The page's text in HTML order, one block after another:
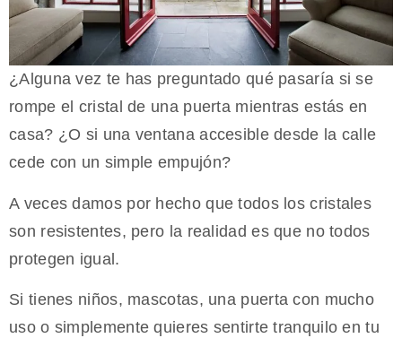
¿Alguna vez te has preguntado qué pasaría si se
rompe el cristal de una puerta mientras estás en
casa? ¿O si una ventana accesible desde la calle
cede con un simple empujón?
A veces damos por hecho que todos los cristales
son resistentes, pero la realidad es que no todos
protegen igual.
Si tienes niños, mascotas, una puerta con mucho
uso o simplemente quieres sentirte tranquilo en tu